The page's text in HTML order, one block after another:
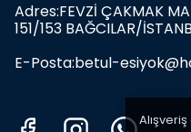
Adres:FEVZİ ÇAKMAK
151/153 BAĞCILAR/
E-Posta:betul-